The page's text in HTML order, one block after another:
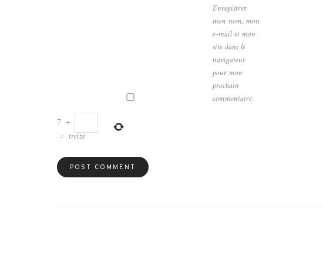
Enregistrer
mon nom, mon
e-mail et mon
site dans le
navigateur
pour mon
prochain
commentaire.
7 +
= treize